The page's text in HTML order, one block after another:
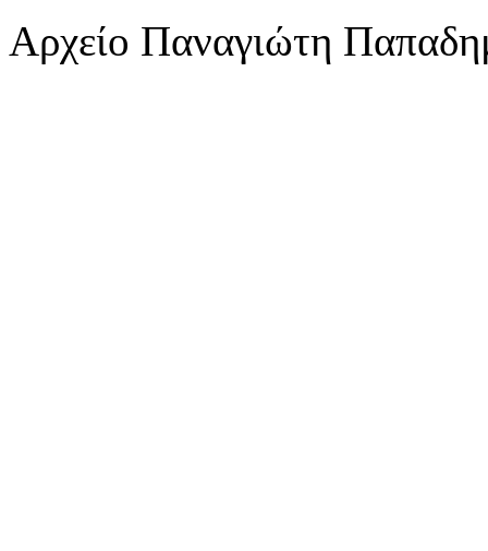
Αρχείο Παναγιώτη